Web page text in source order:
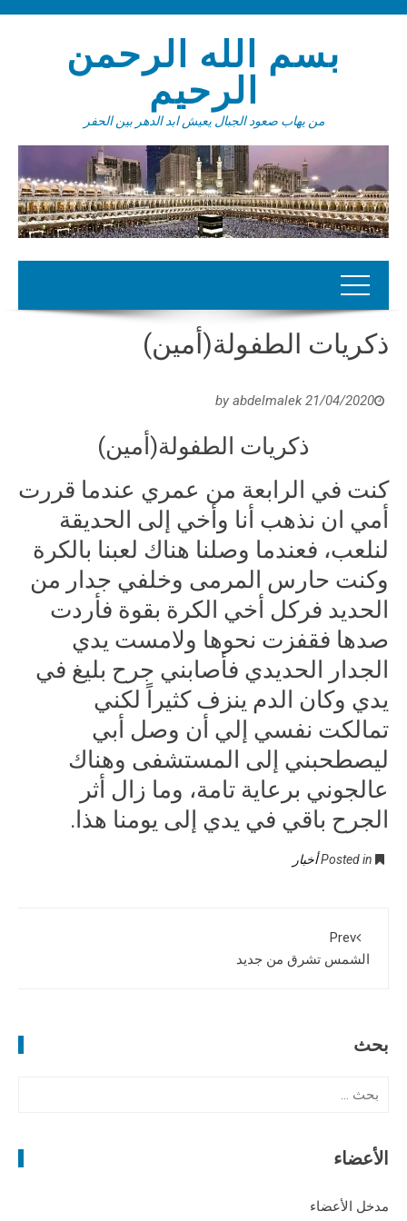
بسم الله الرحمن
الرحيم
من يهاب صعود الجبال يعيش ابد الدهر بين الحفر
ذكريات الطفولة(أمين)
21/04/2020
by
abdelmalek
ذكريات الطفولة(أمين)
كنت في الرابعة من عمري عندما قررت
أمي ان نذهب أنا وأخي إلى الحديقة
لنلعب، فعندما وصلنا هناك لعبنا بالكرة
وكنت حارس المرمى وخلفي جدار من
الحديد فركل أخي الكرة بقوة فأردت
صدها فقفزت نحوها ولامست يدي
الجدار الحديدي فأصابني جرح بليغ في
يدي وكان الدم ينزف كثيراً لكني
تمالكت نفسي إلي أن وصل أبي
ليصطحبني إلى المستشفى وهناك
عالجوني برعاية تامة، وما زال أثر
الجرح باقي في يدي إلى يومنا هذا.
أخبار
Prev
الشمس تشرق من جديد
بحث
حالأعضاء
مدخل الأعضاء